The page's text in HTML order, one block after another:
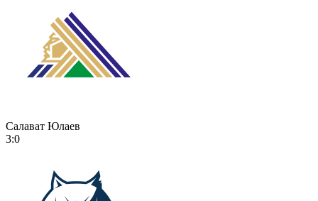
Салават Юлаев
3:0